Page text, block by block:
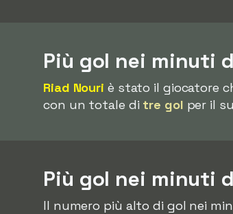
Più gol nei minuti
Riad Nouri è stato il giocatore
con un totale di tre gol per il
Più gol nei minuti
Il numero più alto di gol nei